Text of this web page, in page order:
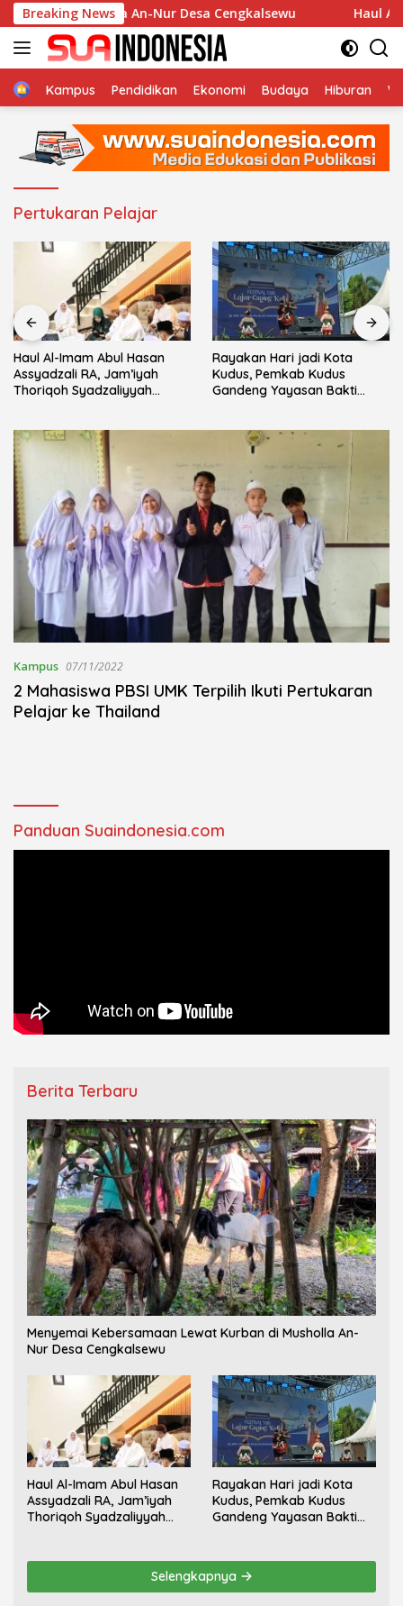
Langsung
ke
konten
Breaking News
di Musholla An-Nur Desa Cengkalsewu Haul Al-
HomeKampus Pendidikan Ekonomi Budaya Hiburan
Pertukaran Pelajar
Haul Al-Imam Abul Hasan
Assyadzali RA, Jam’iyah
Thoriqoh Syadzaliyyah
Rayakan Hari jadi Kota
Kudus, Pemkab Kudus
Gandeng Yayasan Bakti
Kampus 07/11/2022
2 Mahasiswa PBSI UMK Terpilih Ikuti Pertukaran
Pelajar ke Thailand
Panduan Suaindonesia.com
Berita Terbaru
Menyemai Kebersamaan Lewat Kurban di Musholla An-
Nur Desa Cengkalsewu
Haul Al-Imam Abul Hasan
Assyadzali RA, Jam’iyah
Thoriqoh Syadzaliyyah
Rayakan Hari jadi Kota
Kudus, Pemkab Kudus
Gandeng Yayasan Bakti
Selengkapnya